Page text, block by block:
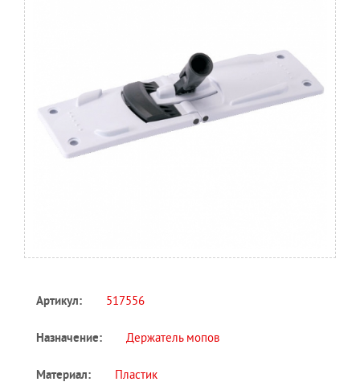
Артикул: 517556
Назначение: Держатель мопов
Материал: Пластик